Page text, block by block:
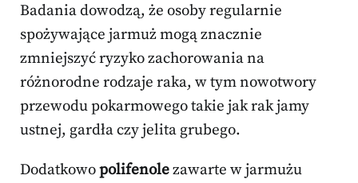
Badania dowodzą, że osoby regularnie
spożywające jarmuż mogą znacznie
zmniejszyć ryzyko zachorowania na
różnorodne rodzaje raka, w tym nowotwory
przewodu pokarmowego takie jak rak jamy
ustnej, gardła czy jelita grubego.
Dodatkowopolifenolezawarte w jarmużu